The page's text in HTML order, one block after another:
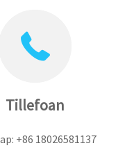
Tillefoan
+86 18026581137